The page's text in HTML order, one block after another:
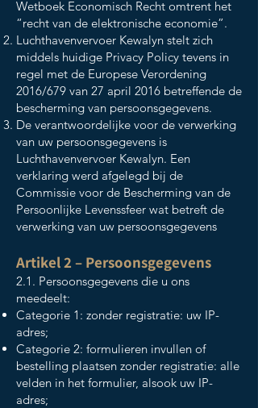
Wetboek Economisch Recht omtrent het
“recht van de elektronische economie”.
Luchthavenvervoer Kewalyn stelt zich
middels huidige Privacy Policy tevens in
regel met de Europese Verordening
2016/679 van 27 april 2016 betreffende de
bescherming van persoonsgegevens.
De verantwoordelijke voor de verwerking
van uw persoonsgegevens is
Luchthavenvervoer Kewalyn. Een
verklaring werd afgelegd bij de
Commissie voor de Bescherming van de
Persoonlijke Levenssfeer wat betreft de
verwerking van uw persoonsgegevens
Artikel 2 – Persoonsgegevens
2.1. Persoonsgegevens die u ons
meedeelt:
Categorie 1: zonder registratie: uw IP-
adres;
Categorie 2: formulieren invullen of
bestelling plaatsen zonder registratie: alle
velden in het formulier, alsook uw IP-
adres;